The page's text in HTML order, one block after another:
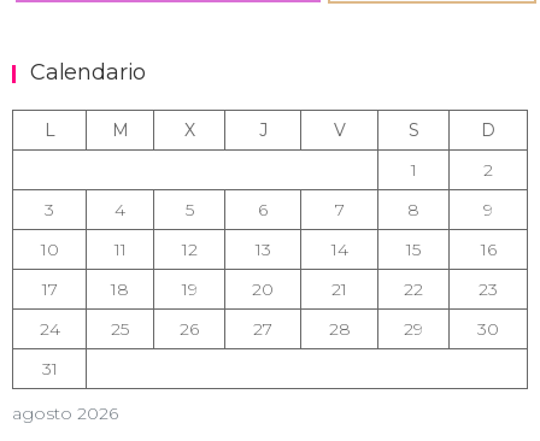
Calendario
agosto 2026
L M X J V S
D
1
2
3
4 5 6 7 8
9
10
11 12 13 14 15
16
17
18 19 20 21 22
23
24
25 26 27 28 29
30
31